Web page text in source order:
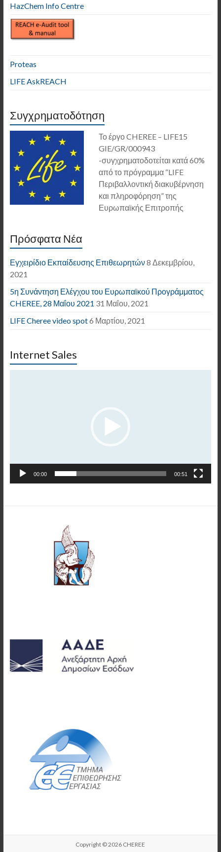
HazChem Info Centre
Proteas
LIFE AskREACH
Συγχρηματοδότηση
Το έργο CHEREE – LIFE15
GIE/GR/000943
-συγχρηματοδοτείται κατά 60%
από το πρόγραμμα “LIFE
Περιβαλλοντική διακυβέρνηση
και πληροφόρηση” της
Ευρωπαϊκής Επιτροπής
Πρόσφατα Νέα
Εγχειρίδιο Εκπαίδευσης Επιθεωρητών8 Δεκεμβρίου,
2021
5η Συνάντηση Ελέγχου του Ευρωπαϊκού Προγράμματος
CHEREE, 28 Μαΐου 2021 31 Μαΐου, 2021
LIFE Cheree video spot6 Μαρτίου, 2021
Internet Sales
00:00 00:51
Copyright © 2026 CHEREE